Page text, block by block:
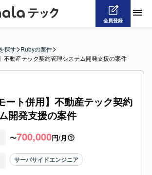
会員登録
探す>Rubyの案件>
不動産テック契約管理システム開発支援の案件
ート併用】不動産テック契約
開発支援の案件
〜700,000円/月
サーバサイドエンジニア